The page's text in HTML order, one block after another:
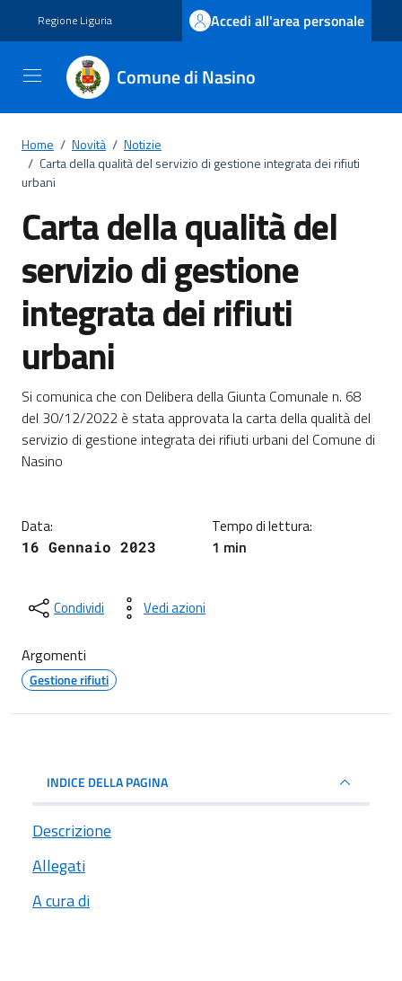
Regione Liguria Accedi all'area personale
Comune di Nasino
Home / Novità / Notizie
/ Carta della qualità del servizio di gestione integrata dei rifiuti
urbani
Carta della qualità del
servizio di gestione
integrata dei rifiuti
urbani
Dettagli della notizia
Si comunica che con Delibera della Giunta Comunale n. 68
del 30/12/2022 è stata approvata la carta della qualità del
servizio di gestione integrata dei rifiuti urbani del Comune di
Nasino
Data:
16 Gennaio 2023
Tempo di lettura:
1 min
Condividi Vedi azioni
Argomenti
Gestione rifiuti
INDICE DELLA PAGINA
Descrizione
Allegati
A cura di